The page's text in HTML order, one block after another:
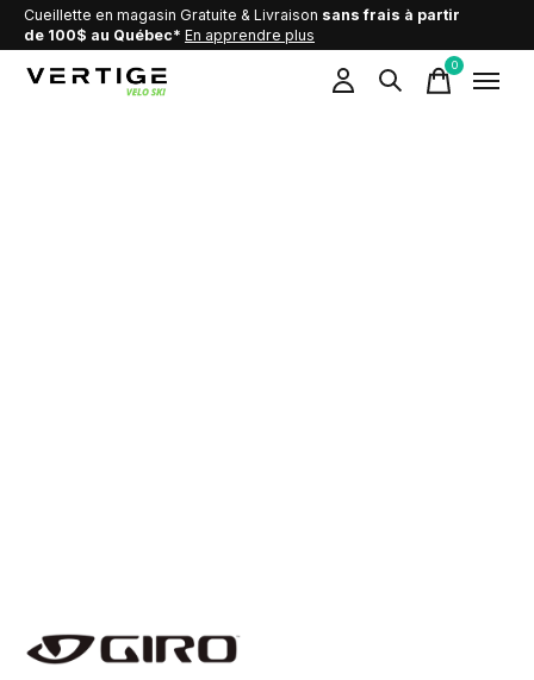
Cueillette en magasin Gratuite & Livraison sans frais à partir
de 100$ au Québec* En apprendre plus
0items